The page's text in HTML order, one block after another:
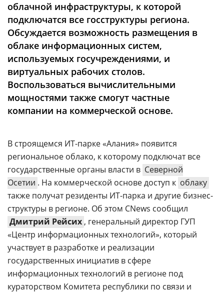
Аналитика
Конференции
Техника
ТВ
Об
издании
Вакансии
Контакты
Max
Telegram
VK
Rutube
облачной инфраструктуры, к которой
подключатся все госструктуры региона.
Обсуждается возможность размещения в
облаке информационных систем,
используемых госучреждениями, и
виртуальных рабочих столов.
Воспользоваться вычислительными
мощностями также смогут частные
компании на коммерческой основе.
В строящемся ИТ-парке «Алания» появится
региональное облако, к которому подключат все
государственные органы власти в Северной
Осетии . На коммерческой основе доступ к облаку
также получат резиденты ИТ-парка и другие бизнес-
структуры в регионе. Об этом CNews сообщил
Дмитрий Рейсих , генеральный директор ГУП
«Центр информационных технологий», который
участвует в разработке и реализации
государственных инициатив в сфере
информационных технологий в регионе под
кураторством Комитета республики по связи и